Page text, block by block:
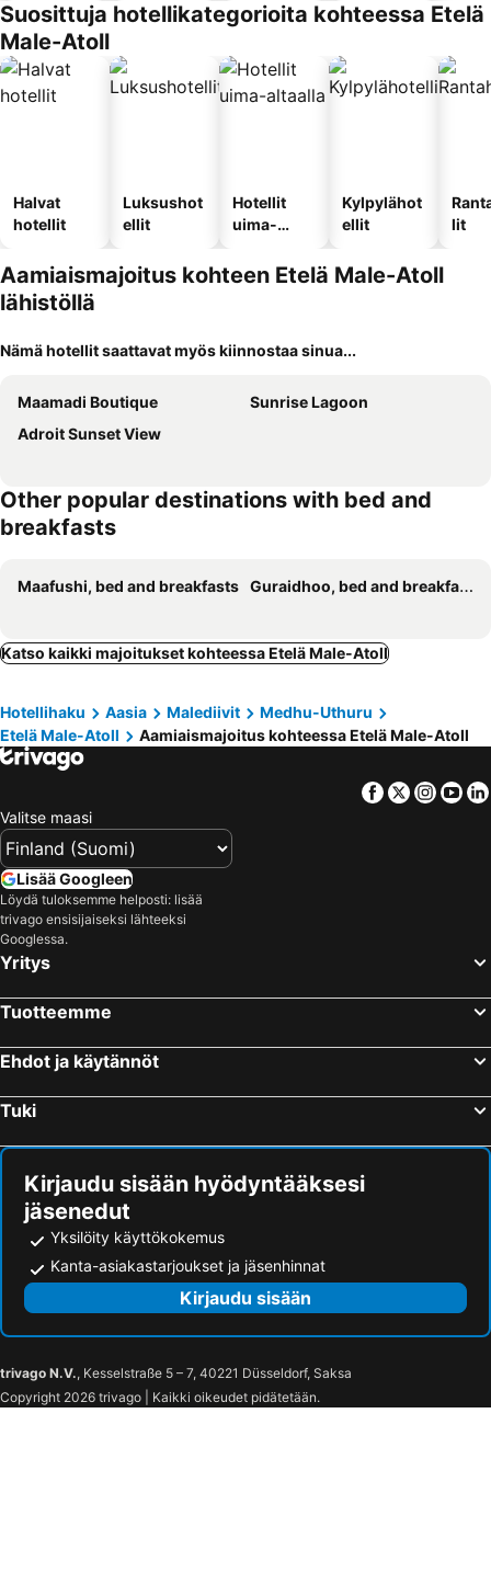
Suosittuja hotellikategorioita kohteessa Etelä
Male-Atoll
Halvat
hotellit
Luksushot
ellit
Hotellit
uima-
Kylpylähot
ellit
lit
Aamiaismajoitus kohteen Etelä Male-Atoll
lähistöllä
Nämä hotellit saattavat myös kiinnostaa sinua...
Maamadi Boutique
Sunrise Lagoon
Adroit Sunset View
Other popular destinations with bed and
breakfasts
Maafushi, bed and breakfasts Guraidhoo, bed and breakfasts
Katso kaikki majoitukset kohteessa Etelä Male-Atoll
Hotellihaku Aasia Malediivit
Medhu-Uthuru
Etelä Male-Atoll
Aamiaismajoitus kohteessa Etelä Male-Atoll
Facebook
Twitter
Valitse maasi
Lisää Googleen
Löydä tuloksemme helposti: lisää
trivago ensisijaiseksi lähteeksi
Googlessa.
Yritys
Tuotteemme
Ehdot ja käytännöt
Tuki
Kirjaudu sisään hyödyntääksesi
jäsenedut
Yksilöity käyttökokemus
Kanta-asiakastarjoukset ja jäsenhinnat
Kirjaudu sisään
trivago N.V., Kesselstraße 5 – 7, 40221 Düsseldorf, Saksa
Copyright 2026 trivago | Kaikki oikeudet pidätetään.